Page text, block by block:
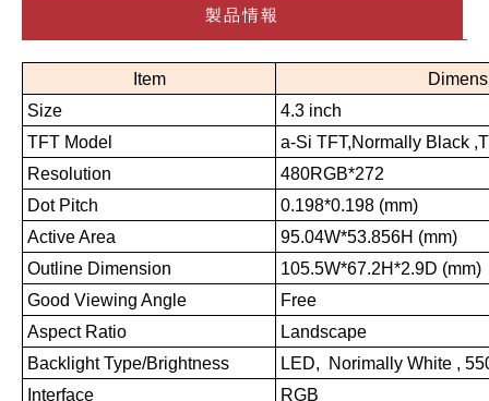
製品情報
Item
Size
4.3 inch
TFT Model
a-Si TFT,Normally Black
Resolution
480RGB*272
Dot Pitch
0.198*0.198 (mm)
Active Area
95.04W*53.856H (mm)
Outline Dimension
105.5W*67.2H*2.9D (mm)
Good Viewing Angle
Free
Aspect Ratio
Landscape
Backlight Type/Brightness
LED, Norimally White ,
Interface
RGB